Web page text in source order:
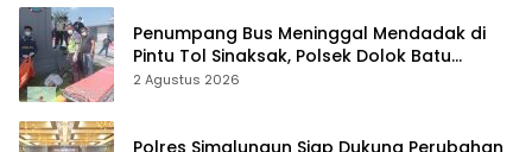
Penumpang Bus Meninggal Mendadak di
Pintu Tol Sinaksak, Polsek Dolok Batu
Nanggar Gerak Cepat Olah TKP
2 Agustus 2026